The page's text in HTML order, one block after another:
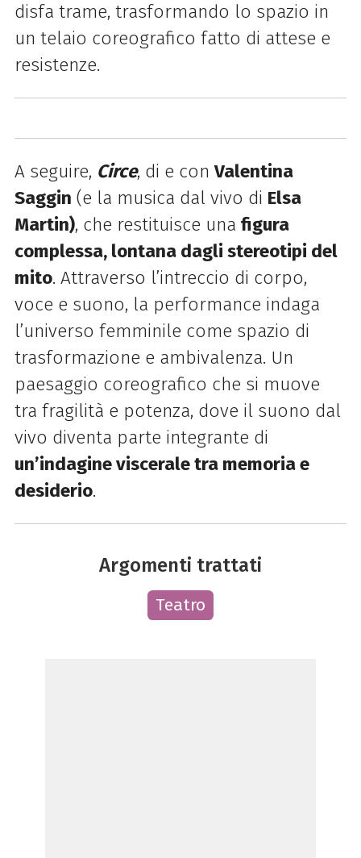
disfa trame, trasformando lo spazio in
un telaio coreografico fatto di attese e
resistenze.
A seguire, Circe, di e conValentina
Saggin (e la musica dal vivo di Elsa
Martin), che restituisce una figura
complessa, lontana dagli stereotipi del
mito. Attraverso l’intreccio di corpo,
voce e suono, la performance indaga
l’universo femminile come spazio di
trasformazione e ambivalenza. Un
paesaggio coreografico che si muove
tra fragilità e potenza, dove il suono dal
vivo diventa parte integrante di
un’indagine viscerale tra memoria e
desiderio.
Argomenti trattati
Teatro